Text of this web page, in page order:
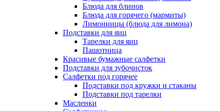
Блюда для блинов
Блюда для горячего (мармиты)
Лимонницы (блюда для лимона)
Подставки для яиц
Тарелки для яиц
Пашотница
Красивые бумажные салфетки
Подставки для зубочисток
Салфетки под горячее
Подставки под кружки и стаканы
Подставки под тарелки
Масленки